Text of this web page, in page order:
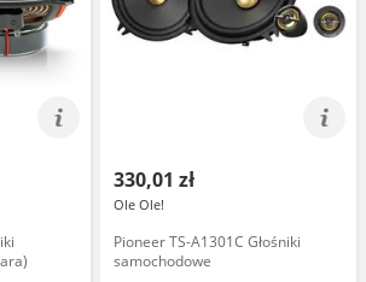
330,01 zł
Ole Ole!
Pioneer TS-A1301C Głośniki
samochodowe